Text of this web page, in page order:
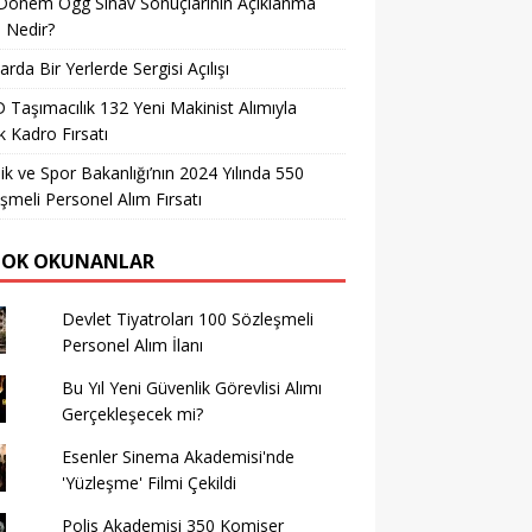
Nedir?
Bir Yerlerde Sergisi Açılışı
Taşımacılık 132 Yeni Makinist Alımıyla
Kadro Fırsatı
ve Spor Bakanlığı’nın 2024 Yılında 550
Personel Alım Fırsatı
OKUNANLAR
Devlet Tiyatroları 100 Sözleşmeli
Personel Alım İlanı
Bu Yıl Yeni Güvenlik Görevlisi Alımı
Gerçekleşecek mi?
Esenler Sinema Akademisi'nde
'Yüzleşme' Filmi Çekildi
Polis Akademisi 350 Komiser